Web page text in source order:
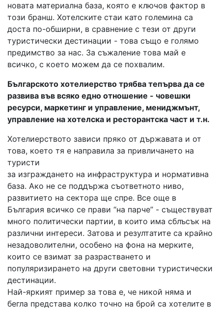
новата материална база, която е ключов фактор в
този бранш. Хотелските стаи като големина са
доста по-обширни, в сравнение с тези от други
туристически дестинации - това също е голямо
предимство за нас. За съжаление това май е
всичко, с което можем да се похвалим.
Българското хотелиерство трябва тепърва да се
развива във всяко едно отношение - човешки
ресурси, маркетинг и управление, мениджмънт,
управление на хотелска и ресторантска част и т.н.
Хотелиерството зависи пряко от държавата и от
това, което тя е направила за привличането на
туристи
за изграждането на инфраструктура и нормативна
база. Ако не се поддържа съответното ниво,
развитието на сектора ще спре. Все още в
България всичко се прави “на парче” - съществуват
много политически партии, в които има сблъсък на
различни интереси. Затова и резултатите са крайно
незадоволителни, особено на фона на мерките,
които се взимат за разрастването и
популяризирането на други световни туристически
дестинации.
Най-яркият пример за това е, че никой няма и
бегла представа колко точно на брой са хотелите в